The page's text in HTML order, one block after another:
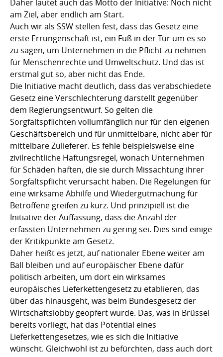
Daher lautet auch das Motto der Initiative: Noch nicht
am Ziel, aber endlich am Start.
Auch wir als SSW stellen fest, dass das Gesetz eine
erste Errungenschaft ist, ein Fuß in der Tür um es so
zu sagen, um Unternehmen in die Pflicht zu nehmen
für Menschenrechte und Umweltschutz. Und das ist
erstmal gut so, aber nicht das Ende.
Die Initiative macht deutlich, dass das verabschiedete
Gesetz eine Verschlechterung darstellt gegenüber
dem Regierungsentwurf. So gelten die
Sorgfaltspflichten vollumfänglich nur für den eigenen
Geschäftsbereich und für unmittelbare, nicht aber für
mittelbare Zulieferer. Es fehle beispielsweise eine
zivilrechtliche Haftungsregel, wonach Unternehmen
für Schäden haften, die sie durch Missachtung ihrer
Sorgfaltspflicht verursacht haben. Die Regelungen für
eine wirksame Abhilfe und Wiedergutmachung für
Betroffene greifen zu kurz. Und prinzipiell ist die
Initiative der Auffassung, dass die Anzahl der
erfassten Unternehmen zu gering sei. Dies sind einige
der Kritikpunkte am Gesetz.
Daher heißt es jetzt, auf nationaler Ebene weiter am
Ball bleiben und auf europäischer Ebene dafür
politisch arbeiten, um dort ein wirksames
europäisches Lieferkettengesetz zu etablieren, das
über das hinausgeht, was beim Bundesgesetz der
Wirtschaftslobby geopfert wurde. Das, was in Brüssel
bereits vorliegt, hat das Potential eines
Lieferkettengesetzes, wie es sich die Initiative
wünscht. Gleichwohl ist zu befürchten, dass auch dort